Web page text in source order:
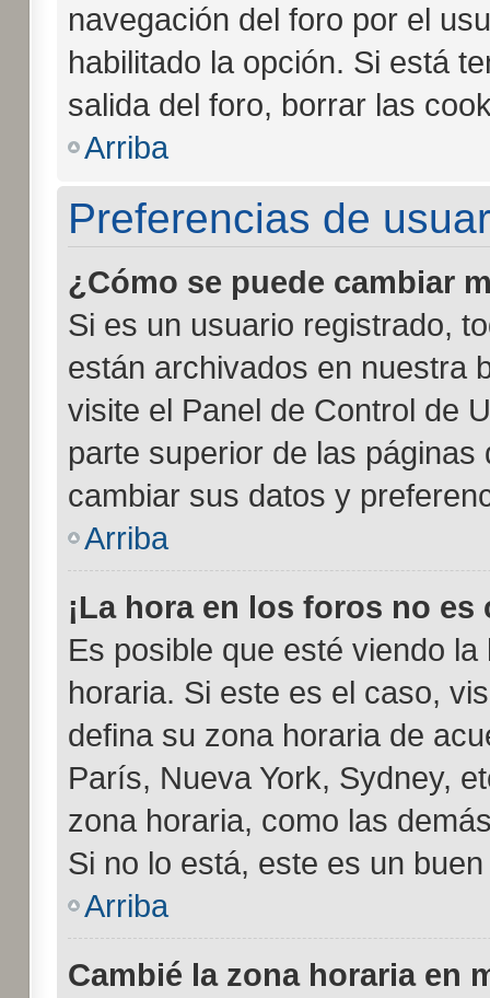
navegación del foro por el
habilitado la opción. Si está
salida del foro, borrar las
Arriba
Preferencias de
¿Cómo se puede cambiar
Si es un usuario registrado,
están archivados en nuestra
visite el Panel de Control de
parte superior de las
cambiar sus datos y
Arriba
¡La hora en los foros no es
Es posible que esté viendo
horaria. Si este es el caso,
defina su zona horaria de
París, Nueva York, Sydney,
zona horaria, como las
Si no lo está, este es un
Arriba
Cambié la zona horaria en